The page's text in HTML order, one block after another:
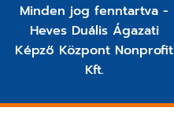
Minden jog fenntartva -
Heves Duális Ágazati
Képző Központ Nonprofit
Kft.